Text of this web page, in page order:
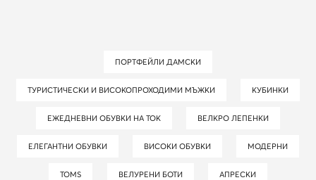
ПОРТФЕЙЛИ ДАМСКИ
ТУРИСТИЧЕСКИ И ВИСОКОПРОХОДИМИ МЪЖКИ КУБИНКИ
ЕЖЕДНЕВНИ ОБУВКИ НА ТОК ВЕЛКРО ЛЕПЕНКИ
ЕЛЕГАНТНИ ОБУВКИ ВИСОКИ ОБУВКИ МОДЕРНИ
TOMS ВЕЛУРЕНИ БОТИ АПРЕСКИ